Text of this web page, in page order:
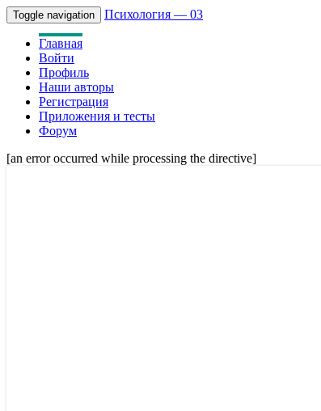
Toggle navigation Психология — 03
Главная
Войти
Профиль
Наши авторы
Регистрация
Приложения и тесты
Форум
[an error occurred while processing the directive]